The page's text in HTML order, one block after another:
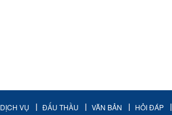
DỊCH VỤ ĐẤU THẦU VĂN BẢN HỎI ĐÁP